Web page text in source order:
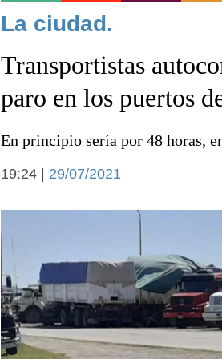
Noticias
Arte y cultura
Economía y campo
La ciudad.
Transportistas
paro en los puertos
En principio sería por 48 horas,
19:24 | 29/07/2021